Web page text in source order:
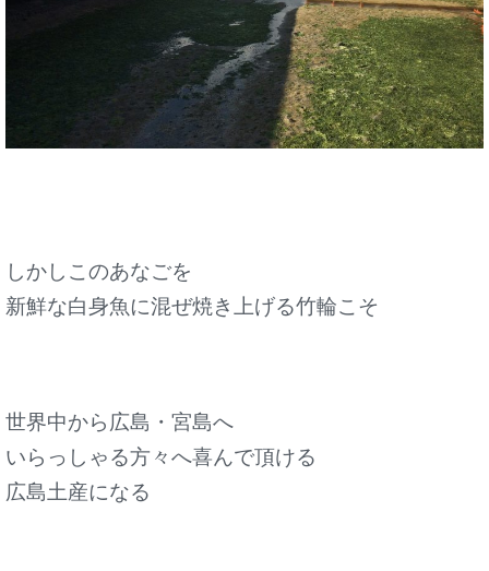
しかしこのあなごを
新鮮な白身魚に混ぜ焼き上げる竹輪こそ
世界中から広島・宮島へ
いらっしゃる方々へ喜んで頂ける
広島土産になる